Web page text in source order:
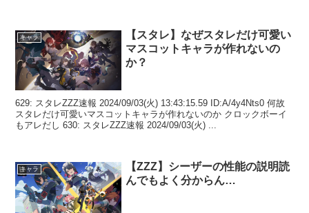
キャラ
【スタレ】なぜスタレだけ可愛い
マスコットキャラが作れないの
か？
629: スタレZZZ速報 2024/09/03(火) 13:43:15.59 ID:A/4y4Nts0 何故
スタレだけ可愛いマスコットキャラが作れないのか クロックボーイ
もアレだし 630: スタレZZZ速報 2024/09/03(火) ...
キャラ
【ZZZ】シーザーの性能の説明読
んでもよく分からん…